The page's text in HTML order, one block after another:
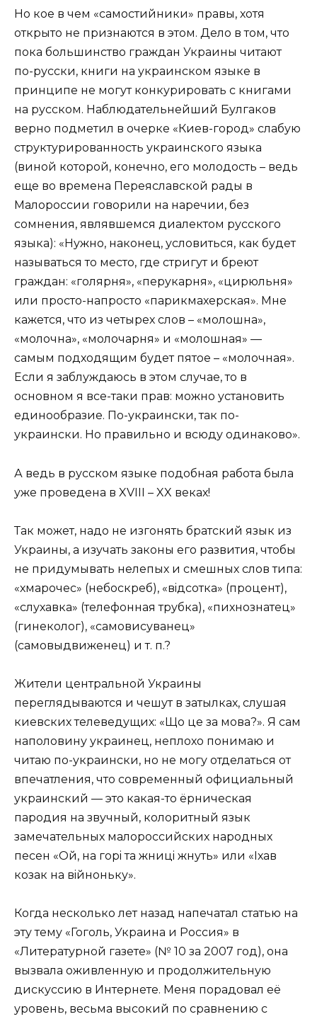
Но кое в чем «самостийники» правы, хотя
открыто не признаются в этом. Дело в том, что
пока большинство граждан Украины читают
по-русски, книги на украинском языке в
принципе не могут конкурировать с книгами
на русском. Наблюдательнейший Булгаков
верно подметил в очерке «Киев-город» слабую
структурированность украинского языка
(виной которой, конечно, его молодость – ведь
еще во времена Переяславской рады в
Малороссии говорили на наречии, без
сомнения, являвшемся диалектом русского
языка): «Нужно, наконец, условиться, как будет
называться то место, где стригут и бреют
граждан: «голярня», «перукарня», «цирюльня»
или просто-напросто «парикмахерская». Мне
кажется, что из четырех слов – «молошна»,
«молочна», «молочарня» и «молошная» —
самым подходящим будет пятое – «молочная».
Если я заблуждаюсь в этом случае, то в
основном я все-таки прав: можно установить
единообразие. По-украински, так по-
украински. Но правильно и всюду одинаково».
А ведь в русском языке подобная работа была
уже проведена в XVIII – XX веках!
Так может, надо не изгонять братский язык из
Украины, а изучать законы его развития, чтобы
не придумывать нелепых и смешных слов типа:
«хмарочес» (небоскреб), «вiдсотка» (процент),
«слухавка» (телефонная трубка), «пихнознатец»
(гинеколог), «самовисуванец»
(самовыдвиженец) и т. п.?
Жители центральной Украины
переглядываются и чешут в затылках, слушая
киевских телеведущих: «Що це за мова?». Я сам
наполовину украинец, неплохо понимаю и
читаю по-украински, но не могу отделаться от
впечатления, что современный официальный
украинский — это какая-то ёрническая
пародия на звучный, колоритный язык
замечательных малороссийских народных
песен «Ой, на горi та жницi жнуть» или «Iхав
козак на вiйноньку».
Когда несколько лет назад напечатал статью на
эту тему «Гоголь, Украина и Россия» в
«Литературной газете» (№ 10 за 2007 год), она
вызвала оживленную и продолжительную
дискуссию в Интернете. Меня порадовал её
уровень, весьма высокий по сравнению с